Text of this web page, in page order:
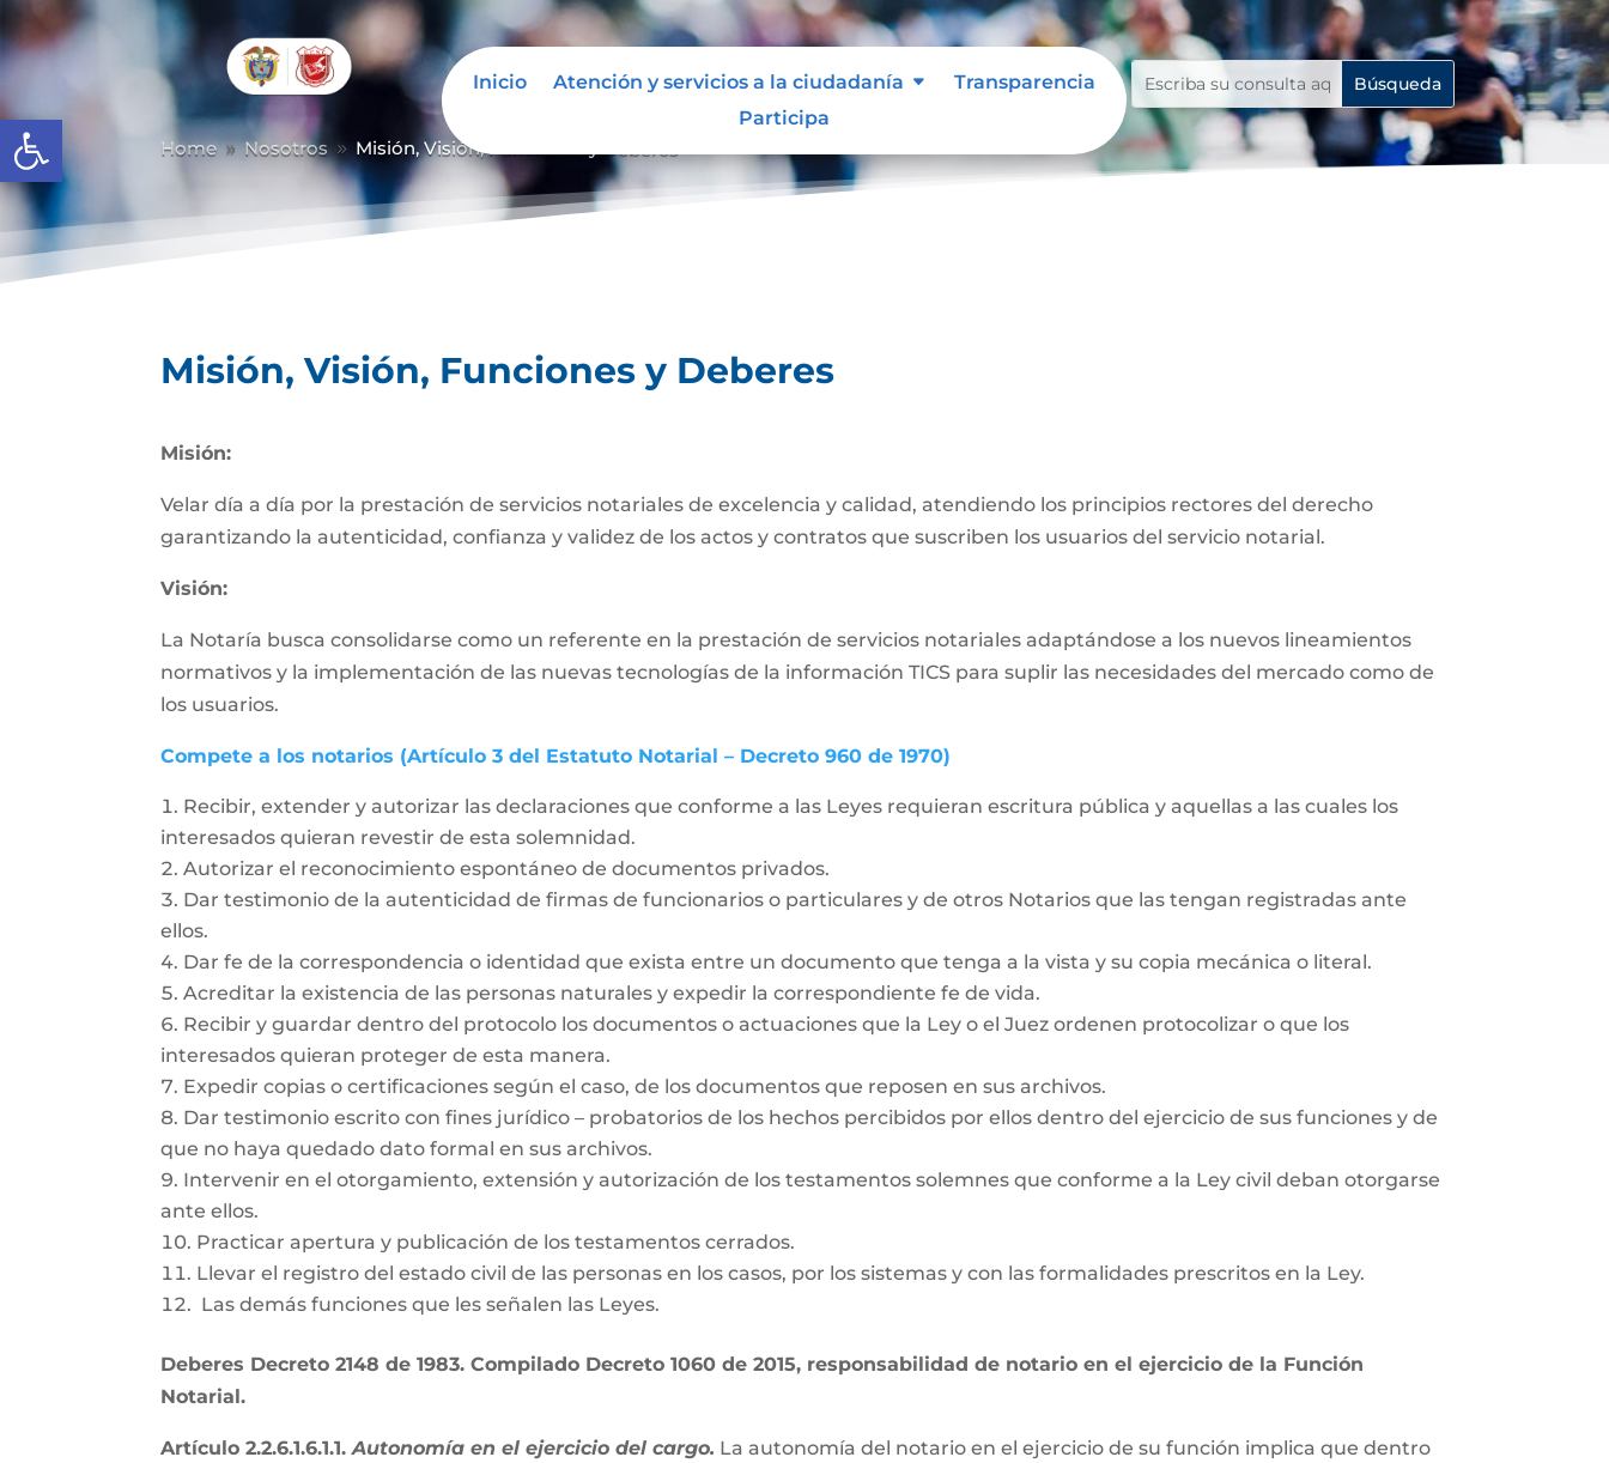
Abrir barra de herramientas
Inicio Atención y servicios a la ciudadanía
Transparencia
Participa
Home 9 Nosotros 9 Misión, Visión, Funciones y Deberes
Misión, Visión, Funciones y Deberes
Misión:
Velar día a día por la prestación de servicios notariales de excelencia y calidad, atendiendo los principios rectores del derecho
garantizando la autenticidad, confianza y validez de los actos y contratos que suscriben los usuarios del servicio notarial.
Visión:
La Notaría busca consolidarse como un referente en la prestación de servicios notariales adaptándose a los nuevos lineamientos
normativos y la implementación de las nuevas tecnologías de la información TICS para suplir las necesidades del mercado como de
los usuarios.
Compete a los notarios (Artículo 3 del Estatuto Notarial – Decreto 960 de 1970)
Recibir, extender y autorizar las declaraciones que conforme a las Leyes requieran escritura pública y aquellas a las cuales los
interesados quieran revestir de esta solemnidad.
Autorizar el reconocimiento espontáneo de documentos privados.
Dar testimonio de la autenticidad de firmas de funcionarios o particulares y de otros Notarios que las tengan registradas ante
ellos.
Dar fe de la correspondencia o identidad que exista entre un documento que tenga a la vista y su copia mecánica o literal.
Acreditar la existencia de las personas naturales y expedir la correspondiente fe de vida.
Recibir y guardar dentro del protocolo los documentos o actuaciones que la Ley o el Juez ordenen protocolizar o que los
interesados quieran proteger de esta manera.
Expedir copias o certificaciones según el caso, de los documentos que reposen en sus archivos.
Dar testimonio escrito con fines jurídico – probatorios de los hechos percibidos por ellos dentro del ejercicio de sus funciones y de
que no haya quedado dato formal en sus archivos.
Intervenir en el otorgamiento, extensión y autorización de los testamentos solemnes que conforme a la Ley civil deban otorgarse
ante ellos.
Practicar apertura y publicación de los testamentos cerrados.
Llevar el registro del estado civil de las personas en los casos, por los sistemas y con las formalidades prescritos en la Ley.
Las demás funciones que les señalen las Leyes.
Deberes Decreto 2148 de 1983. Compilado Decreto 1060 de 2015, responsabilidad de notario en el ejercicio de la Función
Notarial.
Artículo 2.2.6.1.6.1.1.Autonomía en el ejercicio del cargo. La autonomía del notario en el ejercicio de su función implica que dentro